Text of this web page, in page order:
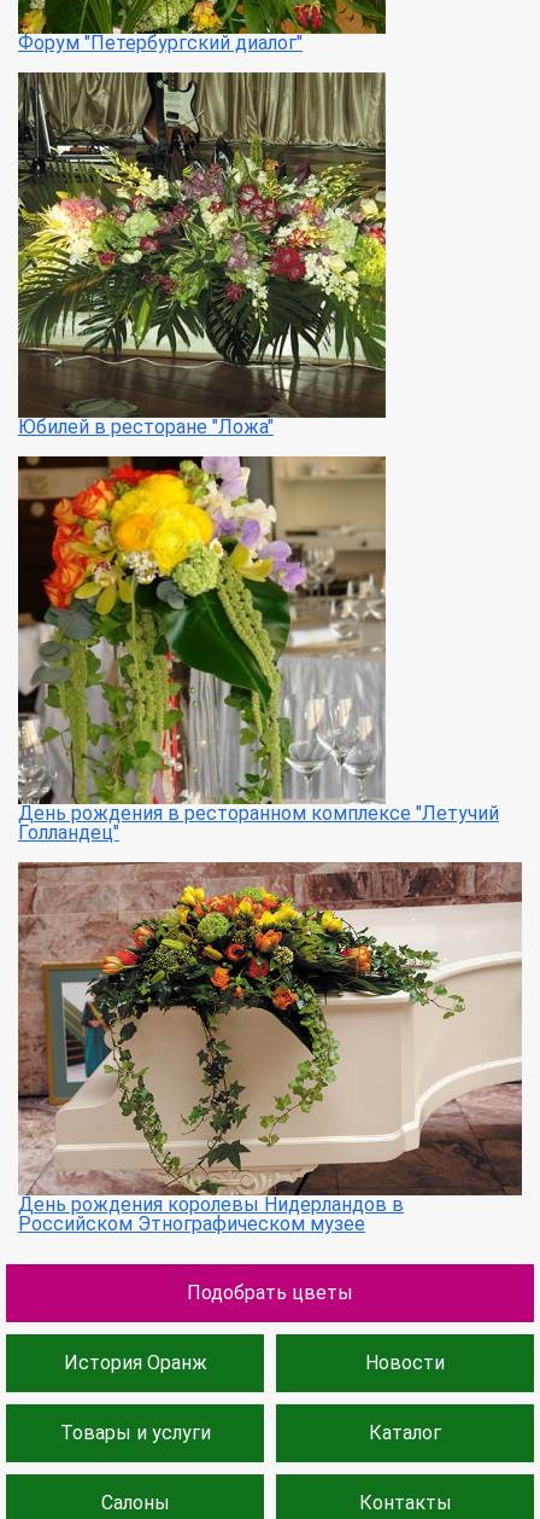
Форум "Петербургский диалог"
Юбилей в ресторане "Ложа"
День рождения в ресторанном комплексе "Летучий
Голландец"
День рождения королевы Нидерландов в
Российском Этнографическом музее
Подобрать цветы
История Оранж Новости
Товары и услуги Каталог
Салоны Контакты